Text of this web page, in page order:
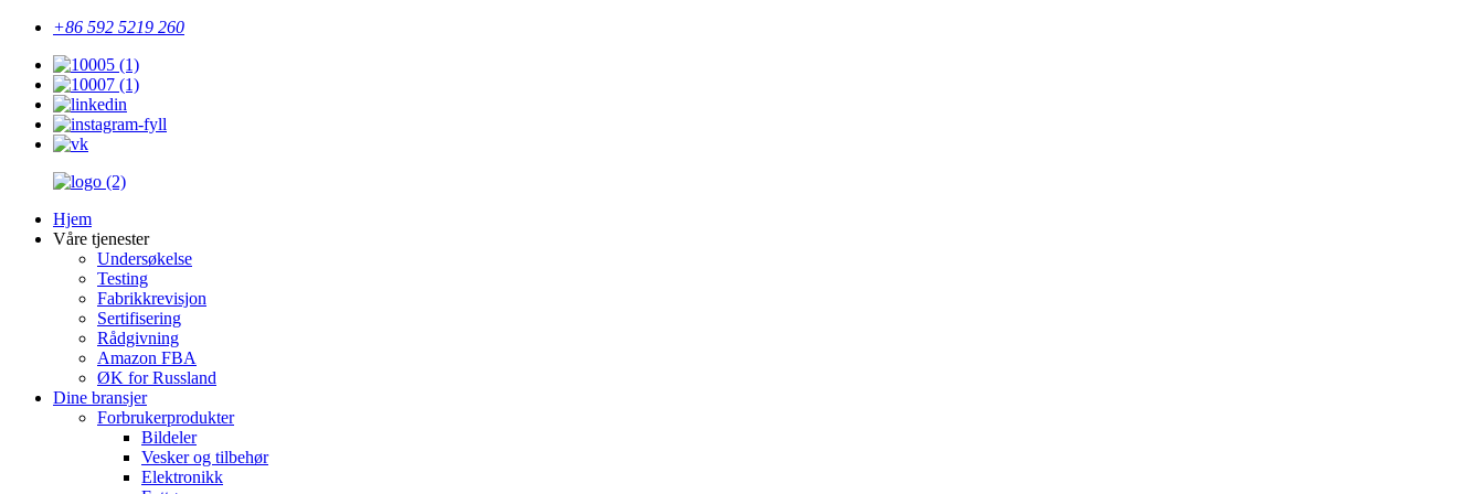
+86 592 5219 260
Hjem
Våre tjenester
Undersøkelse
Testing
Fabrikkrevisjon
Sertifisering
Rådgivning
Amazon FBA
ØK for Russland
Dine bransjer
Forbrukerprodukter
Bildeler
Vesker og tilbehør
Elektronikk